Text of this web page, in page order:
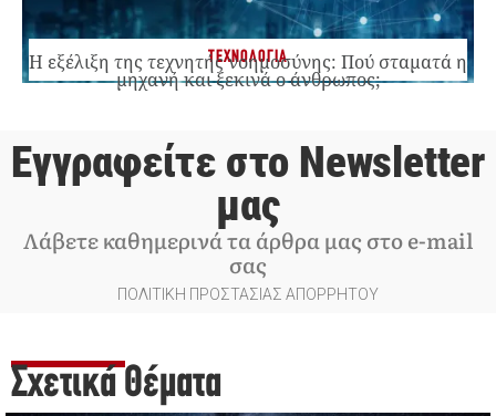
ΤΕΧΝΟΛΟΓΙΑ
Η εξέλιξη της τεχνητής νοημοσύνης: Πού σταματά η
μηχανή και ξεκινά ο άνθρωπος;
Εγγραφείτε στο Newsletter
μας
Λάβετε καθημερινά τα άρθρα μας στο e-mail
σας
ΠΟΛΙΤΙΚΗ ΠΡΟΣΤΑΣΙΑΣ ΑΠΟΡΡΗΤΟΥ
Σχετικά Θέματα